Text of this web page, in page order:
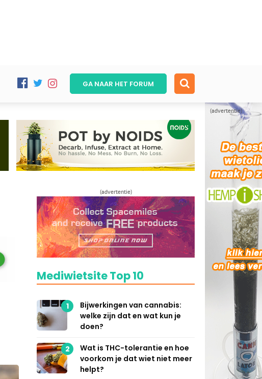
(advertentie)
GA NAAR HET FORUM
(advertentie)
Mediwietsite Top 10
1
Bijwerkingen van cannabis:
welke zijn dat en wat kun je
doen?
2
Wat is THC-tolerantie en hoe
voorkom je dat wiet niet meer
helpt?